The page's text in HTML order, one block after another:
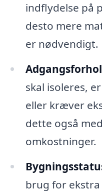
indflydelse på
desto mere
er nødvendigt.
skal isoleres,
eller kræver
dette også
omkostninger.
brug for